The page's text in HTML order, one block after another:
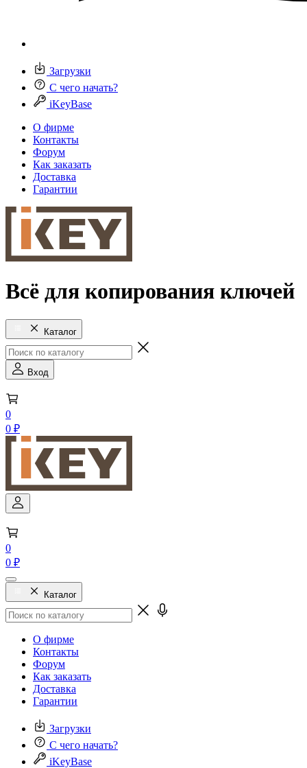
Загрузки
С чего начать?
iKeyBase
О фирме
Контакты
Форум
Как заказать
Доставка
Гарантии
Всё для копирования ключей
Каталог
Вход
0
0 ₽
0
0 ₽
Каталог
О фирме
Контакты
Форум
Как заказать
Доставка
Гарантии
Загрузки
С чего начать?
iKeyBase